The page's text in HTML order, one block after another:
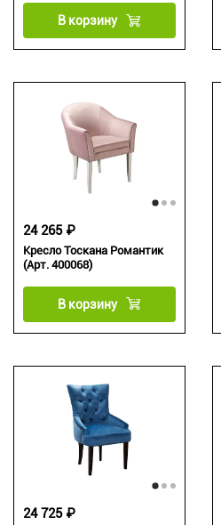
В корзину
Кресло Тоскана Романтик
(Арт. 400068)
24 265 ₽
В корзину
24 725 ₽